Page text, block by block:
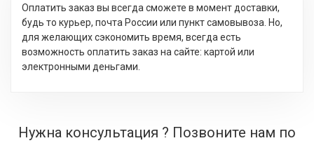
Оплатить заказ вы всегда сможете в момент доставки,
будь то курьер, почта России или пункт самовывоза. Но,
для желающих сэкономить время, всегда есть
возможность оплатить заказ на сайте: картой или
электронными деньгами.
Нужна консультация ? Позвоните нам по